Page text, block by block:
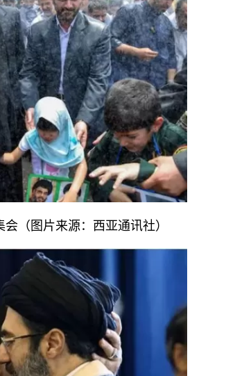
（图片来源：西亚通讯社）